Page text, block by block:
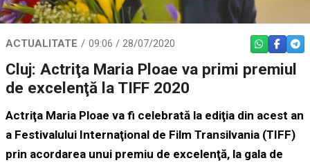
ACTUALITATE 09:06 / 28/07/2020 WHATSAPP
Cluj: Actriţa Maria Ploae va primi premiul
de excelenţă la TIFF 2020
Actriţa Maria Ploae va fi celebrată la ediţia din acest an
a Festivalului Internaţional de Film Transilvania (TIFF)
prin acordarea unui premiu de excelenţă, la gala de